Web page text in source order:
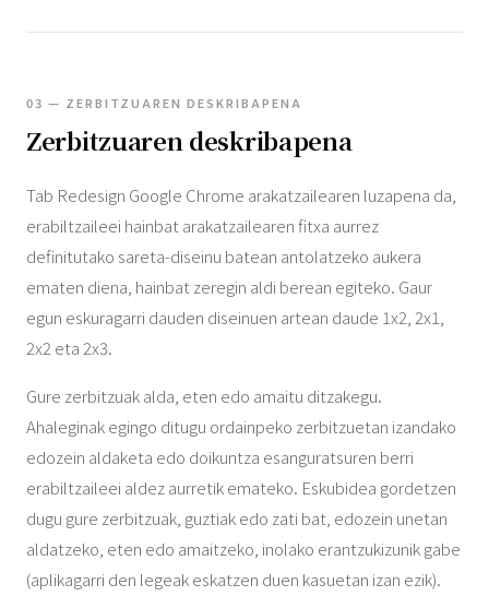
03 — ZERBITZUAREN DESKRIBAPENA
Zerbitzuaren deskribapena
Tab Redesign Google Chrome arakatzailearen luzapena da,
erabiltzaileei hainbat arakatzailearen fitxa aurrez
definitutako sareta-diseinu batean antolatzeko aukera
ematen diena, hainbat zeregin aldi berean egiteko. Gaur
egun eskuragarri dauden diseinuen artean daude 1x2, 2x1,
2x2 eta 2x3.
Gure zerbitzuak alda, eten edo amaitu ditzakegu.
Ahaleginak egingo ditugu ordainpeko zerbitzuetan izandako
edozein aldaketa edo doikuntza esanguratsuren berri
erabiltzaileei aldez aurretik emateko. Eskubidea gordetzen
dugu gure zerbitzuak, guztiak edo zati bat, edozein unetan
aldatzeko, eten edo amaitzeko, inolako erantzukizunik gabe
(aplikagarri den legeak eskatzen duen kasuetan izan ezik).